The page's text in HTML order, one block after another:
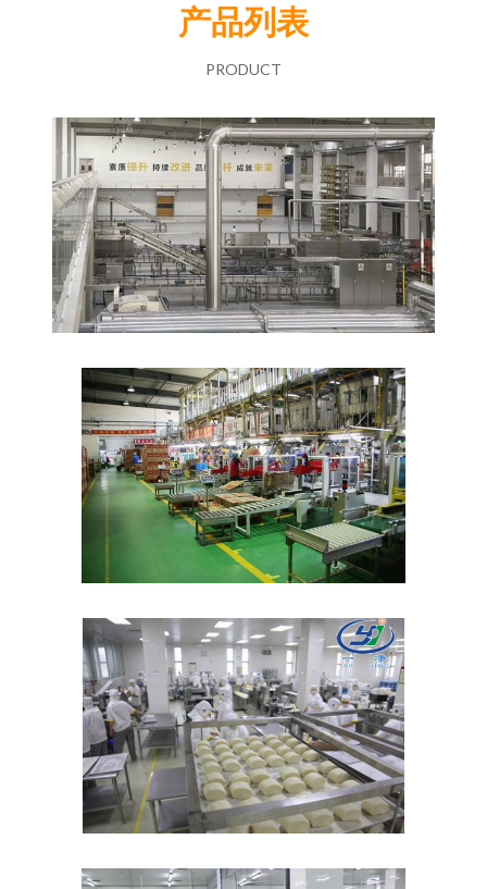
产品列表
PRODUCT